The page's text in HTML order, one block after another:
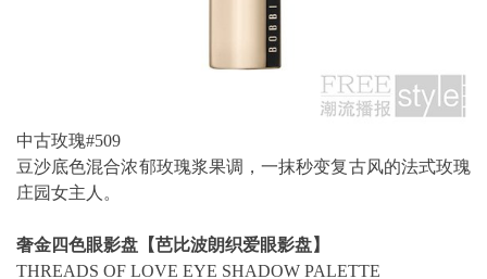
中古玫瑰#509
豆沙底色混合浓郁玫瑰浆果调，一抹秒变复古风的法式玫瑰
庄园女主人。
奢金四色眼影盘【芭比波朗织爱眼影盘】
THREADS OF LOVE EYE SHADOW PALETTE